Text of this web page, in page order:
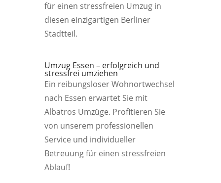
für einen stressfreien Umzug in
diesen einzigartigen Berliner
Stadtteil.
Umzug Essen – erfolgreich und
stressfrei umziehen
Ein reibungsloser Wohnortwechsel
nach Essen erwartet Sie mit
Albatros Umzüge. Profitieren Sie
von unserem professionellen
Service und individueller
Betreuung für einen stressfreien
Ablauf!